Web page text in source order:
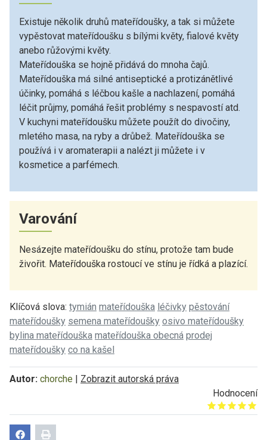
Existuje několik druhů mateřídoušky, a tak si můžete
vypěstovat mateřídoušku s bílými květy, fialové květy
anebo růžovými květy.
Mateřídouška se hojně přidává do mnoha čajů.
Mateřídouška má silné antiseptické a protizánětlivé
účinky, pomáhá s léčbou kašle a nachlazení, pomáhá
léčit průjmy, pomáhá řešit problémy s nespavostí atd.
V kuchyni mateřídoušku můžete použít do divočiny,
mletého masa, na ryby a drůbež. Mateřídouška se
používá i v aromaterapii a nalézt ji můžete i v
kosmetice a parfémech.
Varování
Nesázejte mateřídoušku do stínu, protože tam bude
živořit. Mateřídouška rostoucí ve stínu je řídká a plazící.
Klíčová slova: tymián mateřídouška léčivky pěstování
mateřídoušky semena mateřídoušky osivo mateřídoušky
bylina mateřídouška mateřídouška obecná prodej
mateřídoušky co na kašel
Autor: chorche | Zobrazit autorská práva
Hodnocení
Give it 1/5
Give it 2/5
Give it 3/5
Give it 4/5
Give it 5/5